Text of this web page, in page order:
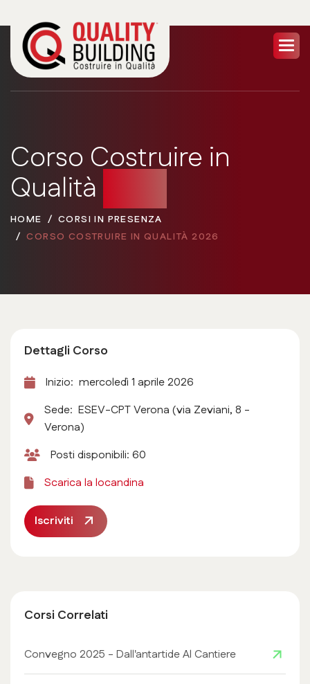
Corso Costruire in
Qualità
HOME
CORSI IN PRESENZA
CORSO COSTRUIRE IN QUALITÀ 2026
Dettagli Corso
Inizio: mercoledì 1 aprile 2026
Sede: ESEV-CPT Verona (via Zeviani, 8 -
Verona)
Posti disponibili: 60
Scarica la locandina
Iscriviti
Corsi Correlati
Convegno 2025 - Dall'antartide Al Cantiere